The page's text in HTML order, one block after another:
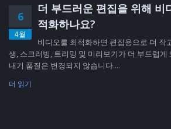
6
4월
더 부드러운 편집을 위해 비
적화하나요?
비디오를 최적화하면 편집용으로 더 작
생, 스크러빙, 트리밍 및 미리보기가 더 부드럽게
내기 품질은 변경되지 않습니다....
더 읽기